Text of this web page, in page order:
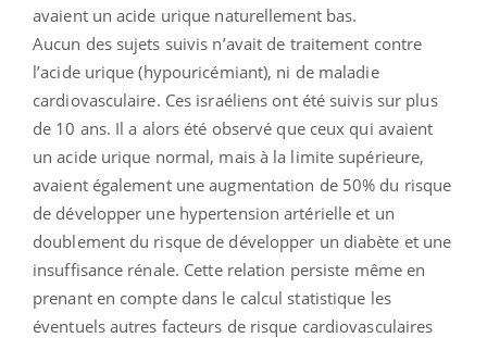
avaient un acide urique naturellement bas.
Aucun des sujets suivis n’avait de traitement contre
l’acide urique (hypouricémiant), ni de maladie
cardiovasculaire. Ces israéliens ont été suivis sur plus
de 10 ans. Il a alors été observé que ceux qui avaient
un acide urique normal, mais à la limite supérieure,
avaient également une augmentation de 50% du risque
de développer une hypertension artérielle et un
doublement du risque de développer un diabète et une
insuffisance rénale. Cette relation persiste même en
prenant en compte dans le calcul statistique les
éventuels autres facteurs de risque cardiovasculaires